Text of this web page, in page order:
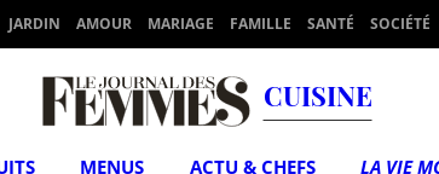
JARDIN AMOUR MARIAGE FAMILLE SANTÉ SOCIÉTÉ
CUISINE
MENUS ACTU & CHEFS LA VIE